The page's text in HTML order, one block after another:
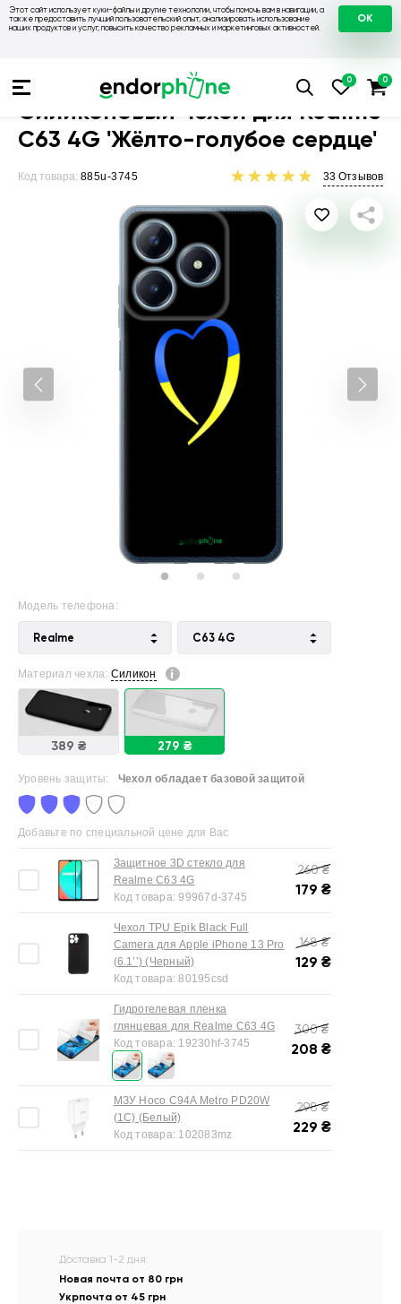
Этот сайт использует куки-файлы и другие технологии, чтобы помочь вам в навигации, а
также предоставить лучший пользовательский опыт, анализировать использование
наших продуктов и услуг, повысить качество рекламных и маркетинговых активностей.
OK
Чехлы на Realme Чехол для Realme
Силиконовый чехол для Realme
C63 4G 'Жёлто-голубое сердце'
Код товара: 885u-3745 33 Отзывов
Модель телефона:
Realme C63 4G
Материал чехла: Силикон
389 ₴ 279 ₴
Уровень защиты: Чехол обладает базовой защитой
Добавьте по специальной цене для Вас
Защитное 3D стекло для
Realme C63 4G
Код товара:99967d-3745
260₴
179 ₴
Чехол TPU Epik Black Full
Camera для Apple iPhone 13 Pro
(6.1’’) (Черный)
Код товара:80195csd
168₴
129 ₴
Гидрогелевая пленка
глянцевая для Realme C63 4G
Код товара: 19230hf-3745
300₴
208 ₴
МЗУ Hoco C94A Metro PD20W
(1C) (Белый)
Код товара: 102083mz
298₴
229 ₴
Доставка 1-2 дня:
Новая почта от 80 грн
Укрпочта от 45 грн